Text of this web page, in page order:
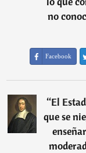
no
Facebook
“El
que se